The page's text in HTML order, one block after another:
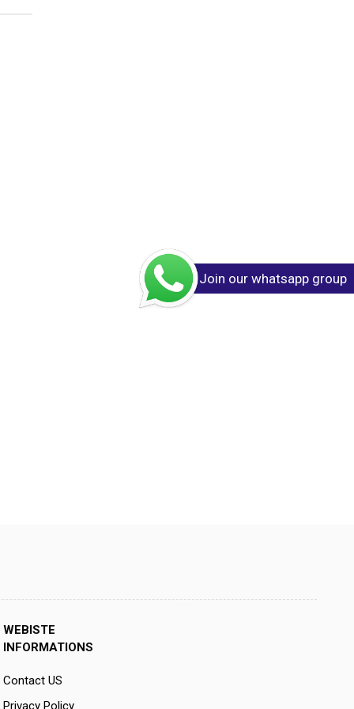
Join our whatsapp group
WEBISTE
INFORMATIONS
Contact US
Privacy Policy